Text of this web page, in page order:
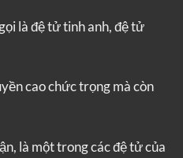
là đệ tử tinh anh, đệ tử
cao chức trọng mà còn
là một trong các đệ tử của